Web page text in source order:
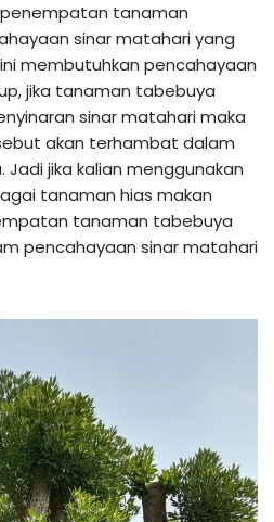
tanaman
sinar matahari yang
membutuhkan pencahayaan
jika tanaman tabebuya
sinar matahari maka
akan terhambat dalam
jika kalian menggunakan
tanaman hias makan
tanaman tabebuya
pencahayaan sinar matahari